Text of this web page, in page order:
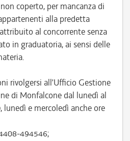
coperto, per mancanza di
alla predetta
al concorrente senza
in graduatoria, ai sensi delle
rivolgersi all’Ufficio Gestione
di Monfalcone dal lunedì al
lunedì e mercoledì anche ore
494546;